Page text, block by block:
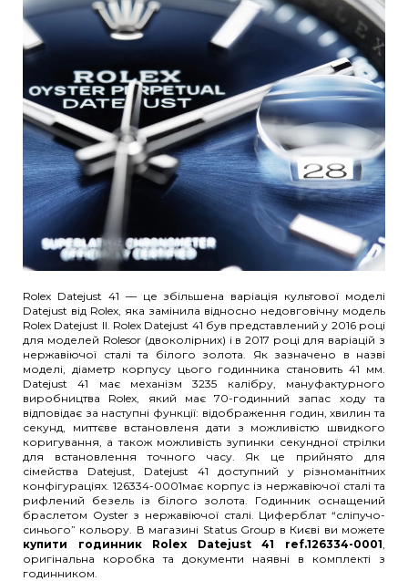
Rolex Datejust 41 — це збільшена варіація культової моделі
Datejust від Rolex, яка замінила відносно недовговічну модель
Rolex Datejust II. Rolex Datejust 41 був представлений у 2016 році
для моделей Rolesor (двоколірних) і в 2017 році для варіацій з
нержавіючої сталі та білого золота. Як зазначено в назві
моделі, діаметр корпусу цього годинника становить 41 мм.
Datejust 41 має механізм 3235 калібру, мануфактурного
виробництва Rolex, який має 70-годинний запас ходу та
відповідає за наступні функції: відображення годин, хвилин та
секунд, миттєве встановленя дати з можливістю швидкого
коригування, а також можливість зупинки секундної стрілки
для встановлення точного часу. Як це прийнято для
сімейства Datejust, Datejust 41 доступний у різноманітних
конфігураціях. 126334-0001має корпус із нержавіючої сталі та
рифлений безель із білого золота. Годинник оснащений
браслетом Oyster з нержавіючої сталі. Циферблат “сліпучо-
синього” кольору. В магазині Status Group в Києві ви можете
купити годинник Rolex Datejust 41 ref.126334-0001,
оригінальна коробка та документи наявні в комплекті з
годинником.